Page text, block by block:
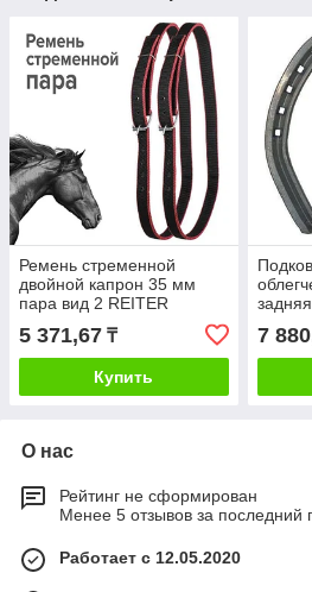
Ремень стременной
двойной капрон 35 мм
пара вид 2 REITER
5 371,67 ₸
Купить
задняя
7
О нас
Рейтинг не сформирован
Менее 5 отзывов за последний
Работает с 12.05.2020